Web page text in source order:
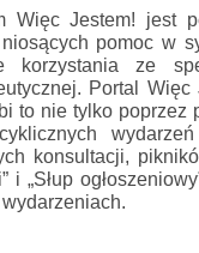
Więc Jestem! jest
pomoc w
korzystania ze
Portal Więc
to nie tylko poprzez
konsultacji,
i „Słup